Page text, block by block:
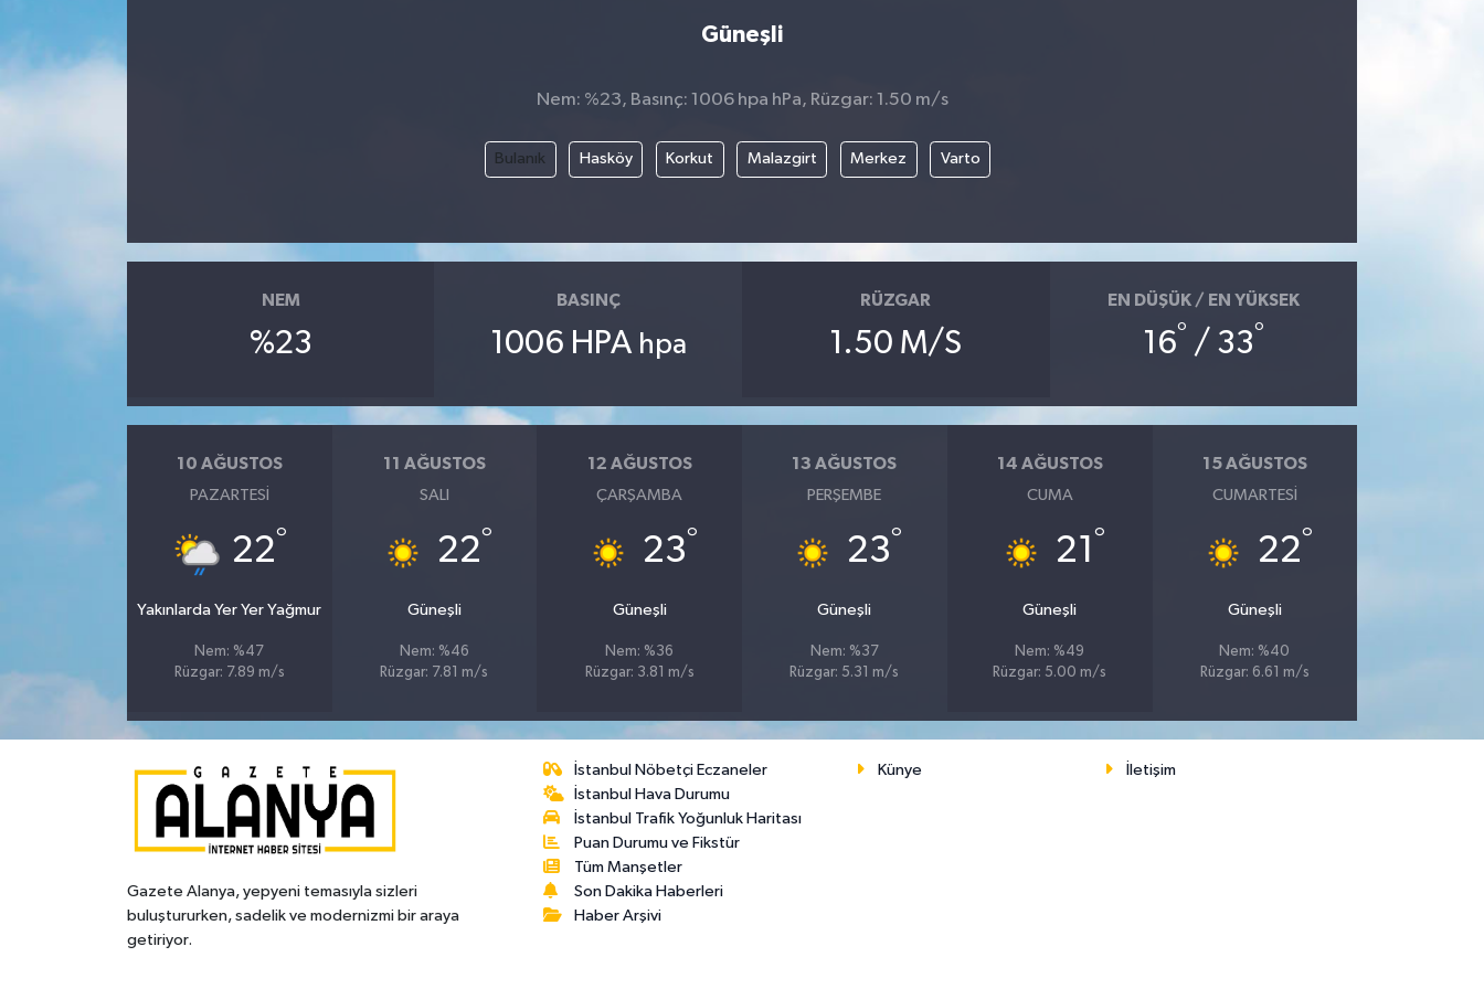
Güneşli
Nem: %23, Basınç: 1006 hpa hPa, Rüzgar: 1.50 m/s
Bulanık Hasköy Korkut Malazgirt Merkez Varto
NEM
%23
BASINÇ
1006 HPA hpa
RÜZGAR
1.50 M/S
EN DÜŞÜK / EN YÜKSEK
16° / 33°
10 AĞUSTOS
PAZARTESI
22°
Yakınlarda Yer Yer Yağmur
Nem: %47
Rüzgar: 7.89 m/s
11 AĞUSTOS
SALI
22°
Güneşli
Nem: %46
Rüzgar: 7.81 m/s
12 AĞUSTOS
ÇARŞAMBA
23°
Güneşli
Nem: %36
Rüzgar: 3.81 m/s
13 AĞUSTOS
PERŞEMBE
23°
Güneşli
Nem: %37
Rüzgar: 5.31 m/s
14 AĞUSTOS
CUMA
21 °
Güneşli
Nem: %49
Rüzgar: 5.00 m/s
15 AĞUSTOS
CUMARTESI
22°
Güneşli
Nem: %40
Rüzgar: 6.61 m/s
Gazete Alanya, yepyeni temasıyla sizleri
buluştururken, sadelik ve modernizmi bir araya
getiriyor.
İstanbul Nöbetçi Eczaneler
İstanbul Hava Durumu
İstanbul Trafik Yoğunluk Haritası
Puan Durumu ve Fikstür
Tüm Manşetler
Son Dakika Haberleri
Haber Arşivi
Künye İletişim